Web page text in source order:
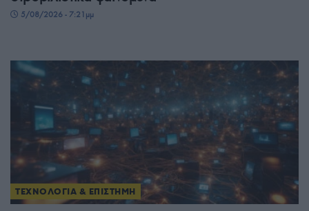
5/08/2026 - 7:21μμ
ΤΕΧΝΟΛΟΓΙΑ & ΕΠΙΣΤΗΜΗ